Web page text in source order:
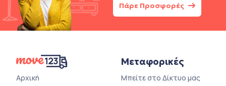
Πάρε Προσφορές
Αρχική
Μεταφορικές
Μπείτε στο Δίκτυο μας